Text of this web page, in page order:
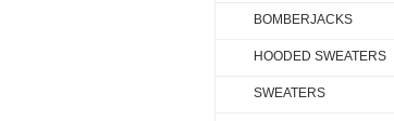
BOMBERJACKS
HOODED SWEATERS
SWEATERS